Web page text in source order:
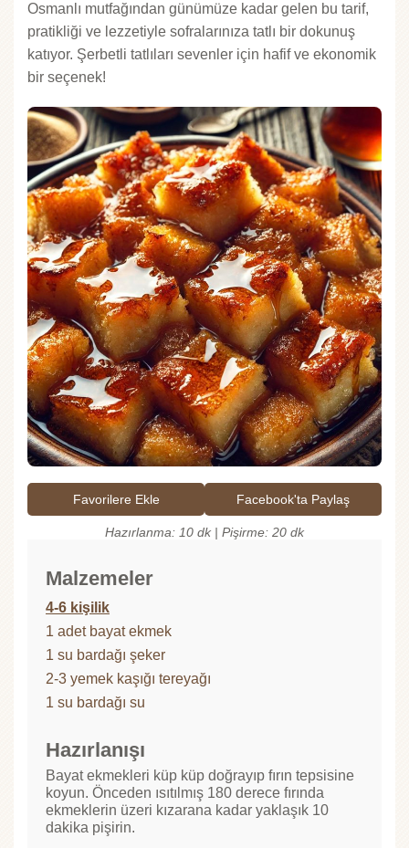
Osmanlı mutfağından günümüze kadar gelen bu tarif,
pratikliği ve lezzetiyle sofralarınıza tatlı bir dokunuş
katıyor. Şerbetli tatlıları sevenler için hafif ve ekonomik
bir seçenek!
Favorilere Ekle Facebook'ta Paylaş
Hazırlanma: 10 dk | Pişirme: 20 dk
Malzemeler
4-6 kişilik
1 adet bayat ekmek
1 su bardağı şeker
2-3 yemek kaşığı tereyağı
1 su bardağı su
Hazırlanışı
Bayat ekmekleri küp küp doğrayıp fırın tepsisine
koyun. Önceden ısıtılmış 180 derece fırında
ekmeklerin üzeri kızarana kadar yaklaşık 10
dakika pişirin.